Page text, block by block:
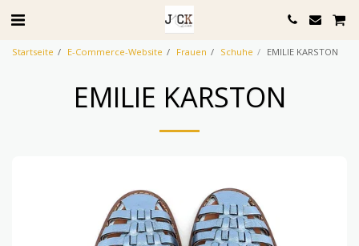
Startseite E-Commerce-Website Frauen Schuhe EMILIE KARSTON
EMILIE KARSTON